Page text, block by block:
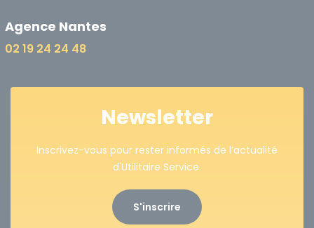
Agence Nantes
02 19 24 24 48
Newsletter
Inscrivez-vous pour rester informés de l’actualité
d'Utilitaire Service.
S'inscrire